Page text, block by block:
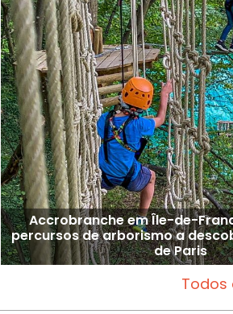
Accrobranche em Île-de-
percursos de arborismo a
de Paris
Todos